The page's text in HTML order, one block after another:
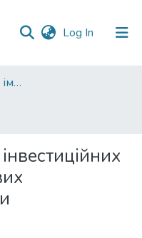
Log In (current)
Наукові видання ОНУ імені І. І. Мечникова